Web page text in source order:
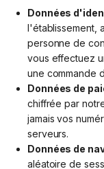
Données
l'établissement,
personne de
vous effectuez
une commande
Données de
chiffrée par
jamais vos
serveurs.
Données de
aléatoire de